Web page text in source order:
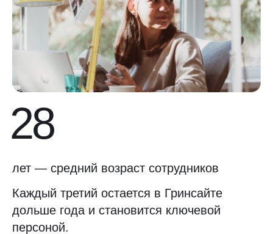
28
лет — средний возраст сотрудников
Каждый третий остается в Гринсайте
дольше года и становится ключевой
персоной.